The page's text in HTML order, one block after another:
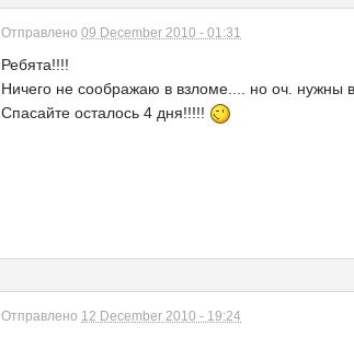
Отправлено 09 December 2010 - 01:31
Ребята!!!!
Ничего не соображаю в взломе.... но оч. нужны
Спасайте осталось 4 дня!!!!!
Отправлено 12 December 2010 - 19:24